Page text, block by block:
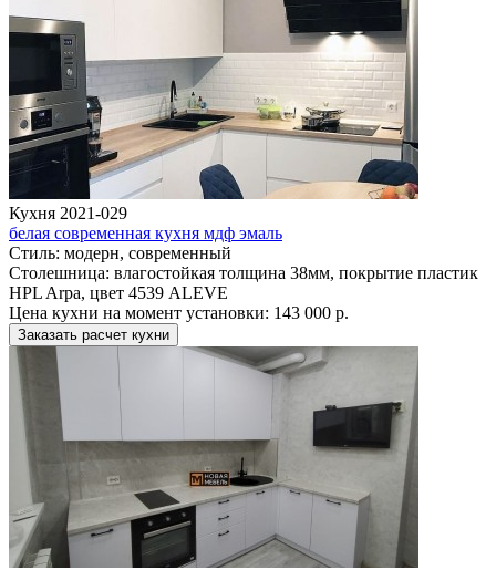
Кухня 2021-029
белая современная кухня мдф эмаль
Стиль: модерн, современный
Столешница: влагостойкая толщина 38мм, покрытие пластик
HPL Arpa, цвет 4539 ALEVE
Цена кухни на момент установки: 143 000 р.
Заказать расчет кухни